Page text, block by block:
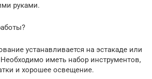
руками.
устанавливается на эстакаде или
иметь набор инструментов,
и хорошее освещение.